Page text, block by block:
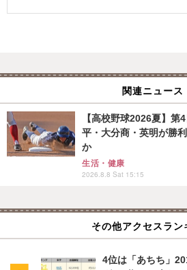
関連ニュース
【高校野球2026夏】第
平・大分商・英明が勝
か
生活・健康
2026.8.8 Sat 15:15
その他アクセスラン
4位は「あちち」